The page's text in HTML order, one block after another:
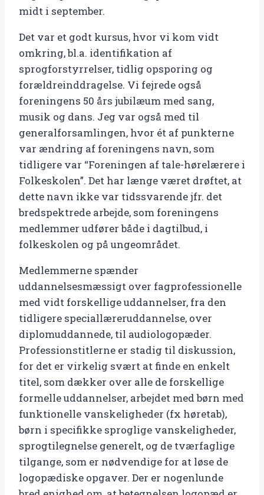
midt i september.
Det var et godt kursus, hvor vi kom vidt
omkring, bl.a. identifikation af
sprogforstyrrelser, tidlig opsporing og
forældreinddragelse. Vi fejrede også
foreningens 50 års jubilæum med sang,
musik og dans. Jeg var også med til
generalforsamlingen, hvor ét af punkterne
var ændring af foreningens navn, som
tidligere var “Foreningen af tale-hørelærere i
Folkeskolen”. Det har længe været drøftet, at
dette navn ikke var tidssvarende jfr. det
bredspektrede arbejde, som foreningens
medlemmer udfører både i dagtilbud, i
folkeskolen og på ungeområdet.
Medlemmerne spænder
uddannelsesmæssigt over fagprofessionelle
med vidt forskellige uddannelser, fra den
tidligere speciallæreruddannelse, over
diplomuddannede, til audiologopæder.
Professionstitlerne er stadig til diskussion,
for det er virkelig svært at finde en enkelt
titel, som dækker over alle de forskellige
formelle uddannelser, arbejdet med børn med
funktionelle vanskeligheder (fx høretab),
børn i specifikke sproglige vanskeligheder,
sprogtilegnelse generelt, og de tværfaglige
tilgange, som er nødvendige for at løse de
logopædiske opgaver. Der er nogenlunde